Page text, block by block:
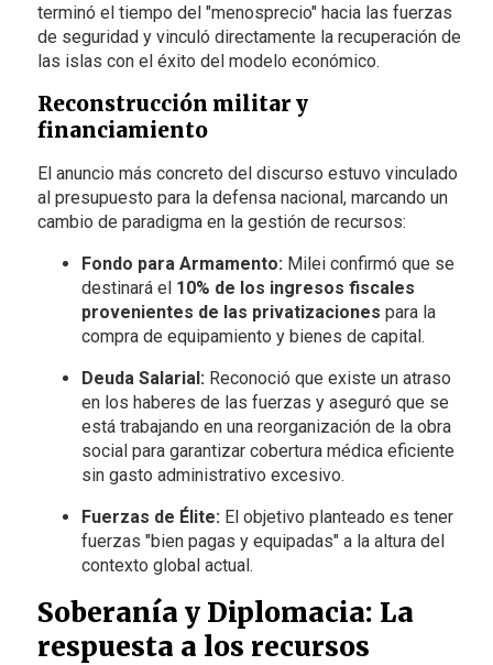
terminó el tiempo del "menosprecio" hacia las fuerzas
de seguridad y vinculó directamente la recuperación de
las islas con el éxito del modelo económico.
Reconstrucción militar y
financiamiento
El anuncio más concreto del discurso estuvo vinculado
al presupuesto para la defensa nacional, marcando un
cambio de paradigma en la gestión de recursos:
Fondo para Armamento: Milei confirmó que se
destinará el 10% de los ingresos fiscales
provenientes de las privatizaciones para la
compra de equipamiento y bienes de capital.
Deuda Salarial: Reconoció que existe un atraso
en los haberes de las fuerzas y aseguró que se
está trabajando en una reorganización de la obra
social para garantizar cobertura médica eficiente
sin gasto administrativo excesivo.
Fuerzas de Élite: El objetivo planteado es tener
fuerzas "bien pagas y equipadas" a la altura del
contexto global actual.
Soberanía y Diplomacia: La
respuesta a los recursos